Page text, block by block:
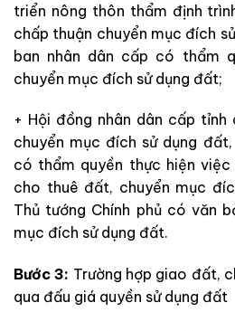
triển nông thôn thẩm định
chấp thuận chuyển mục đích
ban nhân dân cấp có thẩm
chuyển mục đích sử dụng đất;
+ Hội đồng nhân dân cấp
chuyển mục đích sử dụng
có thẩm quyền thực hiện
cho thuê đất, chuyển mục
Thủ tướng Chính phủ có văn
mục đích sử dụng đất.
Bước 3: Trường hợp giao đất,
qua đấu giá quyền sử dụng đất